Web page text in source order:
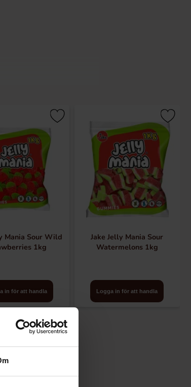
Bernal bildat av
som de distribuerar
därmed deras
Mania Sour Wild
1kg
in för att handla
Jake Jelly Mania Sour
Watermelons 1kg
Logga in för att handla